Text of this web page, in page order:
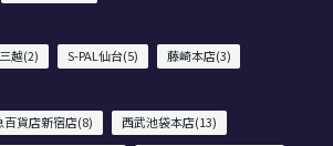
越(2) S-PAL仙台(5) 藤崎本店(3)
百貨店新宿店(8)
西武池袋本店(13)